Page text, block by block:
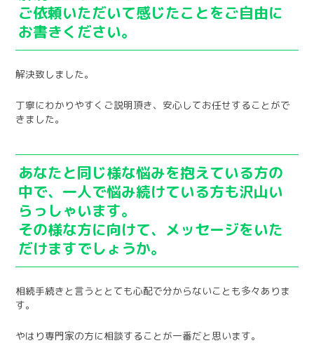
ご依頼いただいて感じたことをご自由に
お書きください。
解決致しました。
丁寧にわかりやすくご説明頂き、安心してお任せすることがで
きました。
あなたと同じ様な悩みを抱えている方の
中で、一人で悩み続けている方も沢山い
らっしゃいます。
その様な方に向けて、メッセージをいた
だけますでしょうか。
相続手続きと言うととても心配で分からないことも多々ありま
す。
やはり専門家の方に相談することが一番だと思います。